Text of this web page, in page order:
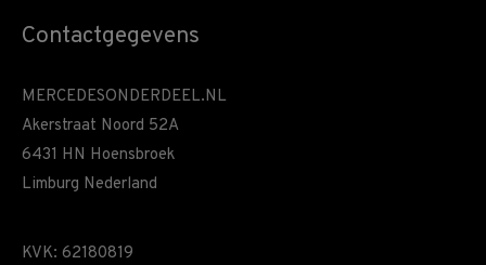
Contactgegevens
MERCEDESONDERDEEL.NL
Akerstraat Noord 52A
6431 HN Hoensbroek
Limburg Nederland
KVK: 62180819